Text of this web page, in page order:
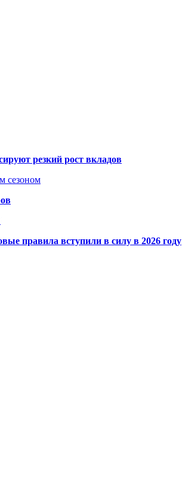
резкий рост вкладов
сезоном
правила вступили в силу в 2026 году